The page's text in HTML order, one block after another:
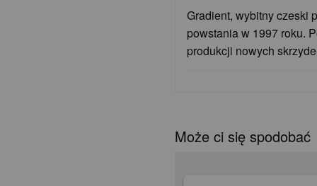
Gradient, wybitny czeski
powstania w 1997 roku.
produkcji nowych
Może ci się spodobać